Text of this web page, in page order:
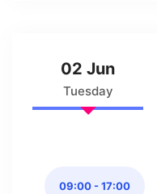
02 Jun
Tuesday
09:00 - 17:00